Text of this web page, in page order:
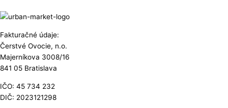
Fakturačné údaje:
Čerstvé Ovocie, n.o.
Majerníkova 3008/16
841 05 Bratislava
IČO: 45 734 232
DIČ: 2023121298